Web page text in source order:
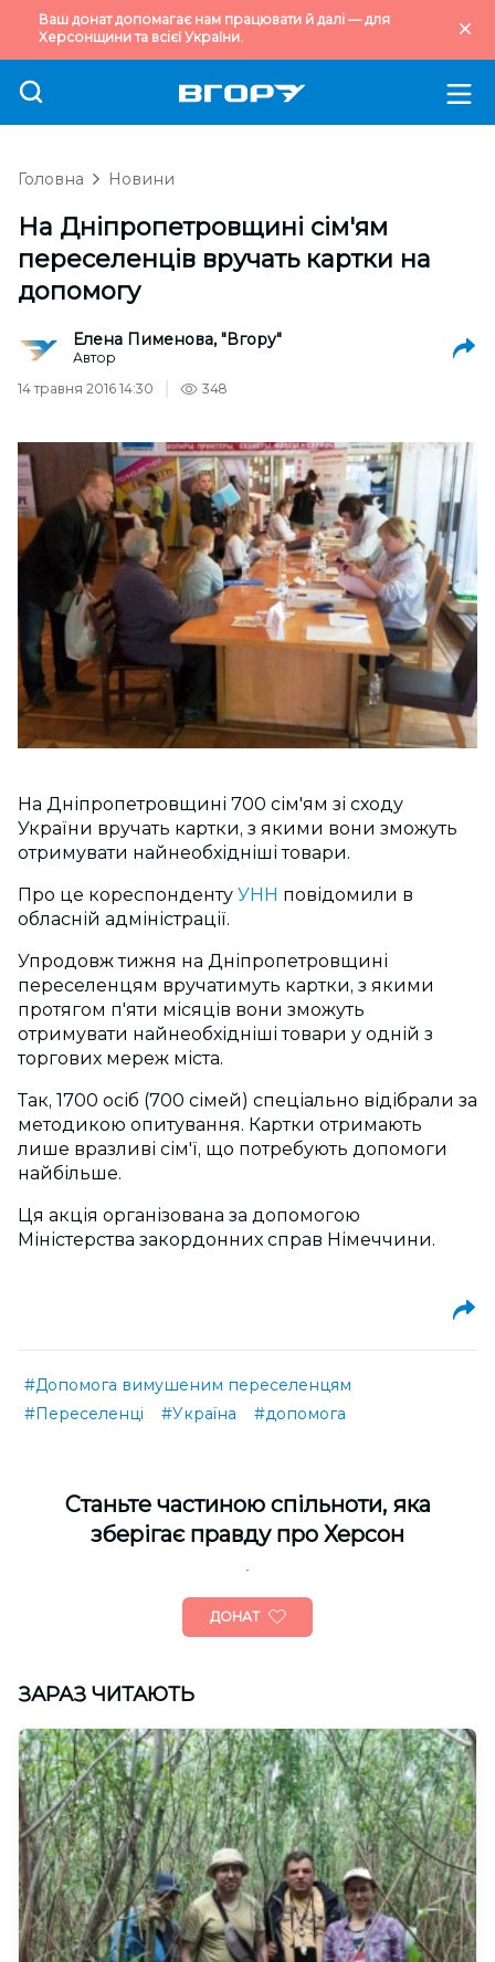
Ваш донат допомагає нам працювати й далі — для
Херсонщини та всієї України.
Головна Новини
На Дніпропетровщині сім'ям
переселенців вручать картки на
допомогу
Елена Пименова, "Вгору"
Автор
14 травня 2016 14:30
348
На Дніпропетровщині 700 сім'ям зі сходу
України вручать картки, з якими вони зможуть
отримувати найнеобхідніші товари.
Про це кореспонденту УНН повідомили в
обласній адміністрації.
Упродовж тижня на Дніпропетровщині
переселенцям вручатимуть картки, з якими
протягом п'яти місяців вони зможуть
отримувати найнеобхідніші товари у одній з
торгових мереж міста.
Так, 1700 осіб (700 сімей) спеціально відібрали за
методикою опитування. Картки отримають
лише вразливі сім'ї, що потребують допомоги
найбільше.
Ця акція організована за допомогою
Міністерства закордонних справ Німеччини.
#Допомога вимушеним переселенцям
#Переселенці
#Україна #допомога
Cтаньте частиною спільноти, яка
зберігає правду про Херсон
ДОНАТ
ЗАРАЗ ЧИТАЮТЬ